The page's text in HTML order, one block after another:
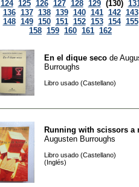
124 125 126 127 128 129 (130)
136 137 138 139 140 141 142 143
148 149 150 151 152 153 154 155
158 159 160 161 162
En el dique seco de
Burroughs
Libro usado (Castellano)
Running with scissors a
Augusten Burroughs
Libro usado (Castellano)
(Inglés)